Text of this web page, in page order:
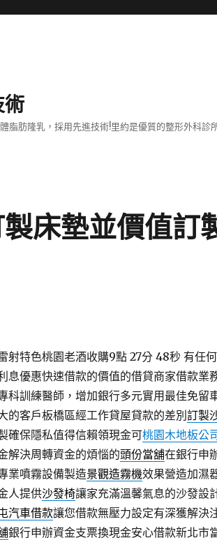
術
脂肪隆乳，採用先進技術!里約是優質的整形外科
床墊並價值訂
射特色桃園老酒收購9點 27分 48秒有任
息優惠快速借款的價值的借貸商家借款業
科訓練醫師，增加銀行多元實用最佳免留
的客戶板橋區經工作貸屋貸款的差別 訂製
確保隱私值得信賴領現金可桃園木地板公
解決周轉資金的煩惱的頭份當舖在銀行申
業噴霧設備製造景觀造霧機效果營造加濕
人提供沙發椅讓家充滿溫馨氣息的沙發設
汽車借款讓您借款無壓力設定有深獲解決
銀行申辦資金支票換現金安心借款新北市